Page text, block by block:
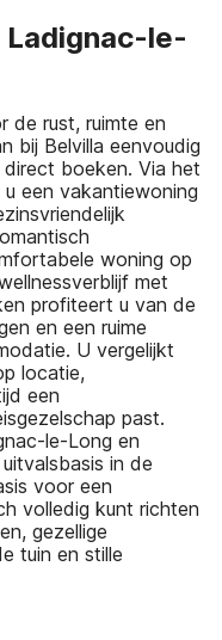
Ladignac-le-
de rust, ruimte en
bij Belvilla eenvoudig
boeken. Via het
een vakantiewoning
woning op
met
profiteert u van de
en een ruime
U vergelijkt
locatie,
een
past.
le-Long en
in de
voor een
volledig kunt richten
gezellige
tuin en stille